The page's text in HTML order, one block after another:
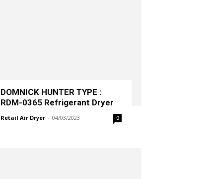
DOMNICK HUNTER TYPE :
RDM-0365 Refrigerant Dryer
Retail Air Dryer - 04/03/2023 0